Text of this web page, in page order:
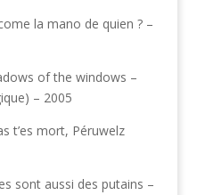
la mano de quien ? –
of the windows –
– 2005
t’es mort, Péruwelz
sont aussi des putains –